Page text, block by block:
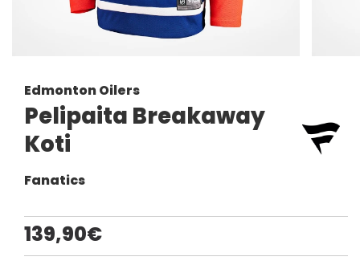
Edmonton Oilers
Pelipaita Breakaway
Koti
Fanatics
139,90€